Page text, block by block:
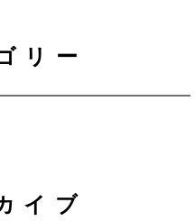
リー
イブ